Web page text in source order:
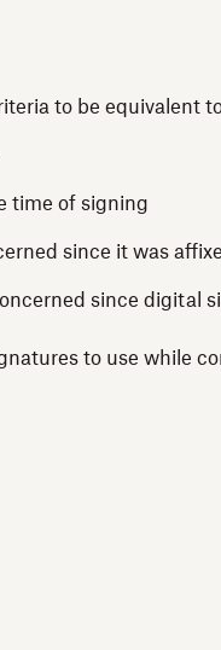
to be equivalent
time of signing
since it was
since digital
to use while